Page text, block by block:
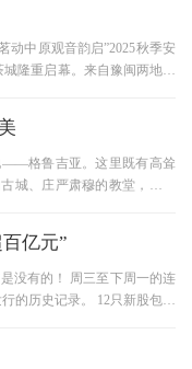
动中原观音韵启”2025秋季安
隆重启幕。来自豫闽两地的
——格鲁吉亚。这里既有高耸
城、庄严肃穆的教堂，更有
亿元”
没有的！ 周三至下周一的连
的历史记录。 12只新股包括